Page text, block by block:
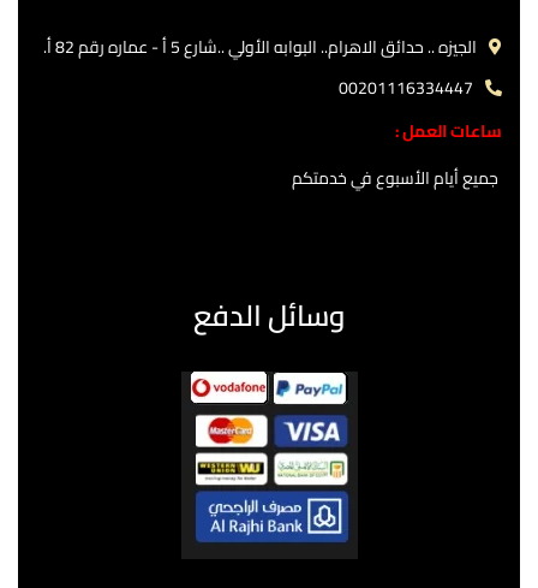
الجيزه .. حدائق الاهرام.. البوابه الأولي ..شارع 5 أ - عماره رقم 82 أ.
00201116334447
ساعات العمل :
جميع أيام الأسبوع في خدمتكم
وسائل الدفع